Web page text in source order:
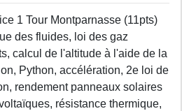
1 Tour Montparnasse (11pts)
des fluides, loi des gaz
calcul de l'altitude à l'aide de la
Python, accélération, 2e loi de
rendement panneaux solaires
résistance thermique,